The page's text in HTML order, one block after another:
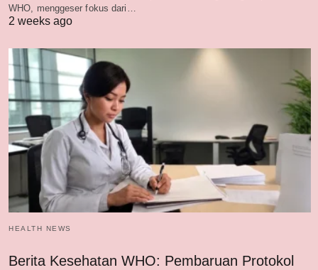
WHO, menggeser fokus dari…
2 weeks ago
HEALTH NEWS
Berita Kesehatan WHO: Pembaruan Protokol